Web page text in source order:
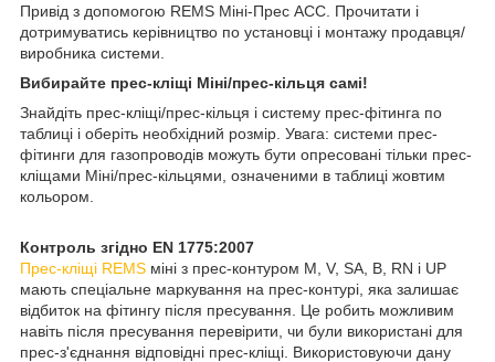
Привід з допомогою REMS Міні-Прес ACC. Прочитати і
дотримуватись керівництво по установці і монтажу продавця/
виробника системи.
Вибирайте прес-кліщі Міні/прес-кільця самі!
Знайдіть прес-кліщі/прес-кільця і систему прес-фітинга по
таблиці і оберіть необхідний розмір. Увага: системи прес-
фітинги для газопроводів можуть бути опресовані тільки прес-
кліщами Міні/прес-кільцями, означеними в таблиці жовтим
кольором.
Контроль згідно EN 1775:2007
Прес-кліщі REMS міні з прес-контуром M, V, SA, B, RN і UP
мають спеціальне маркування на прес-контурі, яка залишає
відбиток на фітингу після пресування. Це робить можливим
навіть після пресування перевірити, чи були використані для
прес-з'єднання відповідні прес-кліщі. Використовуючи дану